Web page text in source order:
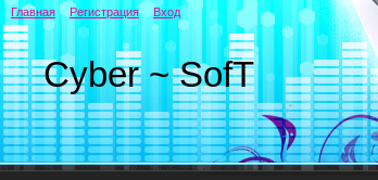
Cyber ~ SofT
Главная Регистрация Вход